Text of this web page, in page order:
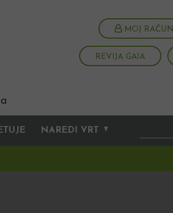
MOJ RAČUN
REVIJA GAIA
NAREDI VRT